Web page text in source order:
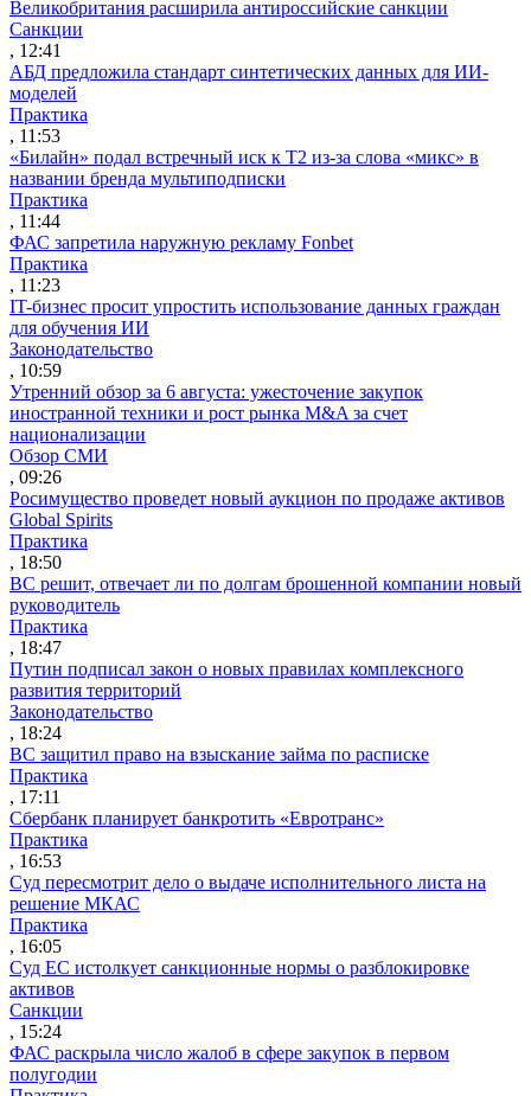
Великобритания расширила антироссийские санкции
Санкции
, 12:41
АБД предложила стандарт синтетических данных для ИИ-
моделей
Практика
, 11:53
«Билайн» подал встречный иск к Т2 из-за слова «микс» в
названии бренда мультиподписки
Практика
, 11:44
ФАС запретила наружную рекламу Fonbet
Практика
, 11:23
IT-бизнес просит упростить использование данных граждан
для обучения ИИ
Законодательство
, 10:59
Утренний обзор за 6 августа: ужесточение закупок
иностранной техники и рост рынка M&A за счет
национализации
Обзор СМИ
, 09:26
Росимущество проведет новый аукцион по продаже активов
Global Spirits
Практика
, 18:50
ВС решит, отвечает ли по долгам брошенной компании новый
руководитель
Практика
, 18:47
Путин подписал закон о новых правилах комплексного
развития территорий
Законодательство
, 18:24
ВС защитил право на взыскание займа по расписке
Практика
, 17:11
Сбербанк планирует банкротить «Евротранс»
Практика
, 16:53
Суд пересмотрит дело о выдаче исполнительного листа на
решение МКАС
Практика
, 16:05
Суд ЕС истолкует санкционные нормы о разблокировке
активов
Санкции
, 15:24
ФАС раскрыла число жалоб в сфере закупок в первом
полугодии